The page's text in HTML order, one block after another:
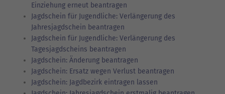
Einziehung erneut beantragen
Jagdschein für Jugendliche: Verlängerung des
Jahresjagdschein beantragen
Jagdschein für Jugendliche: Verlängerung des
Tagesjagdscheins beantragen
Jagdschein: Änderung beantragen
Jagdschein: Ersatz wegen Verlust beantragen
Jagdschein: Jagdbezirk eintragen lassen